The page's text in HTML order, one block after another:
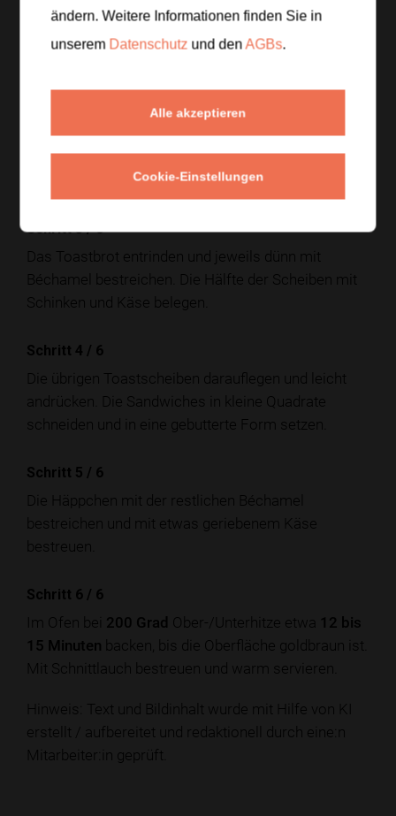
schmelzen, Mehl einrühren und kurz anschwitzen.
Die Milch nach und nach unter Rühren dazugießen,
Dijon-Senf, Muskatnuss, Salz und Pfeffer einrühren.
Die Sauce bei niedriger Hitze kurz eindicken lassen
und vom Herd nehmen.
Schritt 3/6
Das Toastbrot entrinden und jeweils dünn mit
Béchamel bestreichen. Die Hälfte der Scheiben mit
Schinken und Käse belegen.
Schritt 4 / 6
Die übrigen Toastscheiben darauflegen und leicht
andrücken. Die Sandwiches in kleine Quadrate
schneiden und in eine gebutterte Form setzen.
Schritt 5 / 6
Die Häppchen mit der restlichen Béchamel
bestreichen und mit etwas geriebenem Käse
bestreuen.
Schritt 6 / 6
Im Ofen bei 200 Grad Ober-/Unterhitze etwa 12 bis
15 Minuten backen, bis die Oberfläche goldbraun ist.
Mit Schnittlauch bestreuen und warm servieren.
Hinweis: Text und Bildinhalt wurde mit Hilfe von KI
erstellt / aufbereitet und redaktionell durch eine:n
Mitarbeiter:in geprüft.
ändern. Weitere Informationen finden Sie in
unserem Datenschutz und denAGBs.
Alle akzeptieren
Cookie-Einstellungen